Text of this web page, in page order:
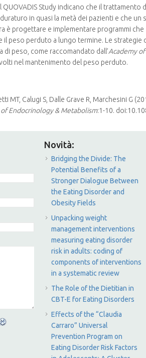
QUOVADIS Study indicano che il
in quasi la metà dei pazienti e che
è progettare e implementare programmi
il peso perduto a lungo termine. Le
di peso, come raccomandato dall’Academy
nel mantenimento del peso perduto.
MT, Calugi S, Dalle Grave R, Marchesini
Endocrinology & Metabolism:1-10.
Novità:
Bridging the Divide: The
Potential Benefits of a
Stronger Dialogue Between
the Eating Disorder and
Obesity Fields
Unpacking weight
management interventions
measuring eating disorder
risk in adults: coding of
components of interventions
in a systematic review
The Role of the Dietitian in
CBT-E for Eating Disorders
Effects of the “Claudia
Carraro” Universal
Prevention Program on
Eating Disorder Risk Factors